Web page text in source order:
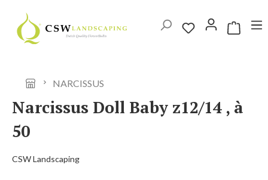
Ga naar de hoofdinhoud
NARCISSUS
Narcissus Doll Baby z12/14 , à
50
CSW Landscaping